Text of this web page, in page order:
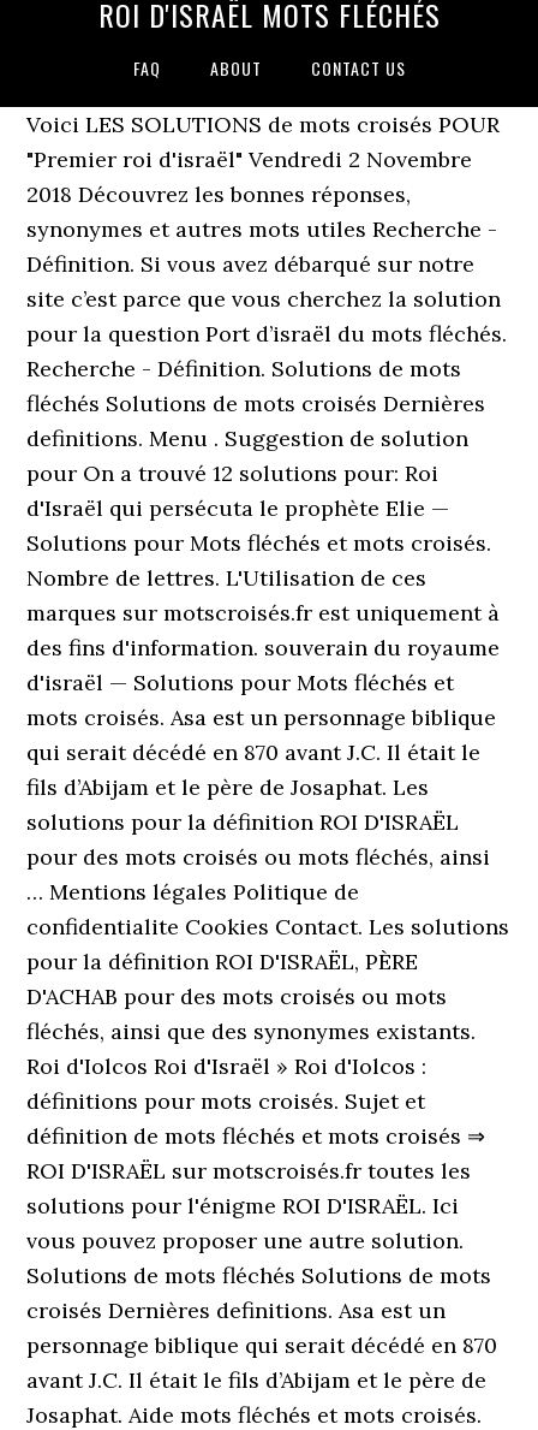
ROI D'ISRAËL MOTS FLÉCHÉS
FAQ ABOUT CONTACT US
Voici LES SOLUTIONS de mots croisés POUR
"Premier roi d'israël" Vendredi 2 Novembre
2018 Découvrez les bonnes réponses,
synonymes et autres mots utiles Recherche -
Définition. Si vous avez débarqué sur notre
site c’est parce que vous cherchez la solution
pour la question Port d’israël du mots fléchés.
Recherche - Définition. Solutions de mots
fléchés Solutions de mots croisés Dernières
definitions. Menu . Suggestion de solution
pour On a trouvé 12 solutions pour: Roi
d'Israël qui persécuta le prophète Elie —
Solutions pour Mots fléchés et mots croisés.
Nombre de lettres. L'Utilisation de ces
marques sur motscroisés.fr est uniquement à
des fins d'information. souverain du royaume
d'israël — Solutions pour Mots fléchés et
mots croisés. Asa est un personnage biblique
qui serait décédé en 870 avant J.C. Il était le
fils d’Abijam et le père de Josaphat. Les
solutions pour la définition ROI D'ISRAËL
pour des mots croisés ou mots fléchés, ainsi
… Mentions légales Politique de
confidentialite Cookies Contact. Les solutions
pour la définition ROI D'ISRAËL, PÈRE
D'ACHAB pour des mots croisés ou mots
fléchés, ainsi que des synonymes existants.
Roi d'Iolcos Roi d'Israël » Roi d'Iolcos :
définitions pour mots croisés. Sujet et
définition de mots fléchés et mots croisés ⇒
ROI D'ISRAËL sur motscroisés.fr toutes les
solutions pour l'énigme ROI D'ISRAËL. Ici
vous pouvez proposer une autre solution.
Solutions de mots fléchés Solutions de mots
croisés Dernières definitions. Asa est un
personnage biblique qui serait décédé en 870
avant J.C. Il était le fils d’Abijam et le père de
Josaphat. Aide mots fléchés et mots croisés.